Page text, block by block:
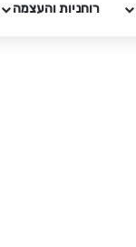
רוחניות והעצמה